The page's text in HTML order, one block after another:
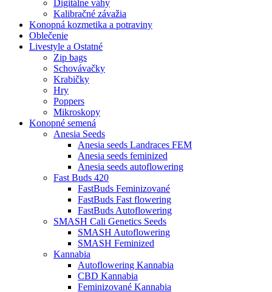
Digitálne váhy
Kalibračné závažia
Konopná kozmetika a potraviny
Oblečenie
Livestyle a Ostatné
Zip bags
Schovávačky
Krabičky
Hry
Poppers
Mikroskopy
Konopné semená
Anesia Seeds
Anesia seeds Landraces FEM
Anesia seeds feminized
Anesia seeds autoflowering
Fast Buds 420
FastBuds Feminizované
FastBuds Fast flowering
FastBuds Autoflowering
SMASH Cali Genetics Seeds
SMASH Autoflowering
SMASH Feminized
Kannabia
Autoflowering Kannabia
CBD Kannabia
Feminizované Kannabia